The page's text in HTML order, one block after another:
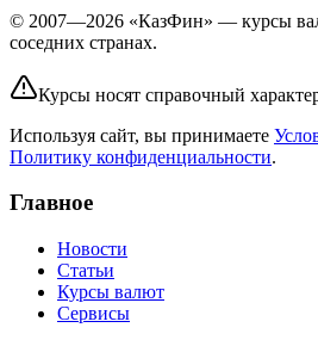
© 2007—2026 «КазФин» — курсы
соседних странах.
Курсы носят справочный
Используя сайт, вы принимаете
Политику конфиденциальности.
Главное
Новости
Статьи
Курсы валют
Сервисы